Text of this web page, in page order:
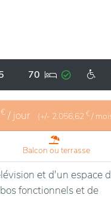
moderne et
accompagnement
encourager les
modernes,
70
€ / jour (+/- 2.056,62 € /
Balcon ou terrasse
et d'un espace
fonctionnels et de